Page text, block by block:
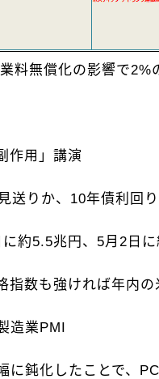
料無償化の影響で2%
作用」講演
りか、10年債利回
約5.5兆円、5月2日に
指数も強ければ年内
造業PMI
化したことで、